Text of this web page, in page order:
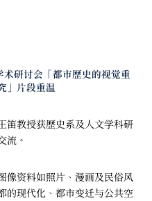
研讨会「都市歷史的视觉重
」片段重温
笛教授获歷史系及人文学科研
流。
像资料如照片、漫画及民俗风
的现代化、都市变迁与公共空